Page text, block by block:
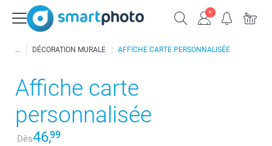
DÉCORATION MURALE AFFICHE CARTE PERSONNALISÉE
Affiche carte
personnalisée
Dès46,99